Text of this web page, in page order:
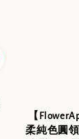
【
柔純色圓